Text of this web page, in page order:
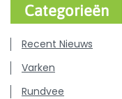
Categorieën
Recent Nieuws
Varken
Rundvee